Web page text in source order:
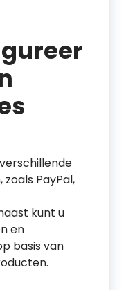
PayPal,
kunt u
en
basis van